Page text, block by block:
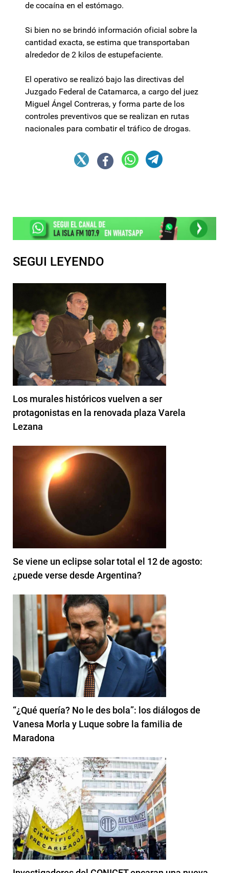
de cocaína en el estómago.
Si bien no se brindó información oficial sobre la
cantidad exacta, se estima que transportaban
alrededor de 2 kilos de estupefaciente.
El operativo se realizó bajo las directivas del
Juzgado Federal de Catamarca, a cargo del juez
Miguel Ángel Contreras, y forma parte de los
controles preventivos que se realizan en rutas
nacionales para combatir el tráfico de drogas.
SEGUI LEYENDO
Los murales históricos vuelven a ser
protagonistas en la renovada plaza Varela
Lezana
Se viene un eclipse solar total el 12 de agosto:
¿puede verse desde Argentina?
“¿Qué quería? No le des bola”: los diálogos de
Vanesa Morla y Luque sobre la familia de
Maradona